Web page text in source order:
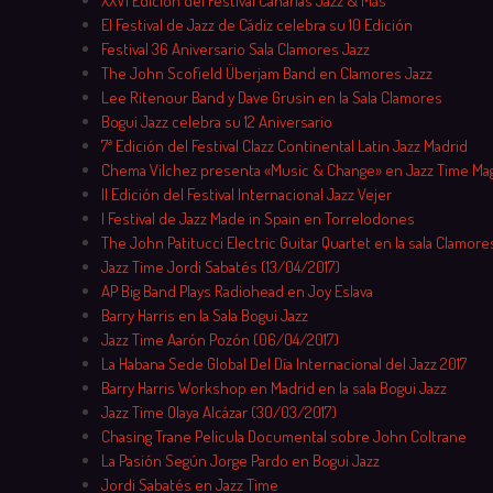
El Festival de Jazz de Cádiz celebra su 10 Edición
Festival 36 Aniversario Sala Clamores Jazz
The John Scofield Überjam Band en Clamores Jazz
Lee Ritenour Band y Dave Grusin en la Sala Clamores
Bogui Jazz celebra su 12 Aniversario
7ª Edición del Festival Clazz Continental Latin Jazz Madrid
Chema Vilchez presenta «Music & Change» en Jazz Time
II Edición del Festival Internacional Jazz Vejer
I Festival de Jazz Made in Spain en Torrelodones
The John Patitucci Electric Guitar Quartet en la sala
Jazz Time Jordi Sabatés (13/04/2017)
AP Big Band Plays Radiohead en Joy Eslava
Barry Harris en la Sala Bogui Jazz
Jazz Time Aarón Pozón (06/04/2017)
La Habana Sede Global Del Día Internacional del Jazz 2017
Barry Harris Workshop en Madrid en la sala Bogui Jazz
Jazz Time Olaya Alcázar (30/03/2017)
Chasing Trane Película Documental sobre John Coltrane
La Pasión Según Jorge Pardo en Bogui Jazz
Jordi Sabatés en Jazz Time